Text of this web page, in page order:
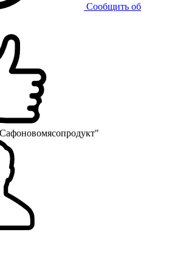
Сообщить об